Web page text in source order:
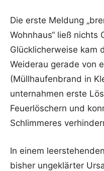
Die erste Meldung
Wohnhaus“ ließ nichts
Glücklicherweise kam
Weiderau gerade von
(Müllhaufenbrand in
unternahmen erste
Feuerlöschern und
Schlimmeres
In einem
bisher ungeklärter